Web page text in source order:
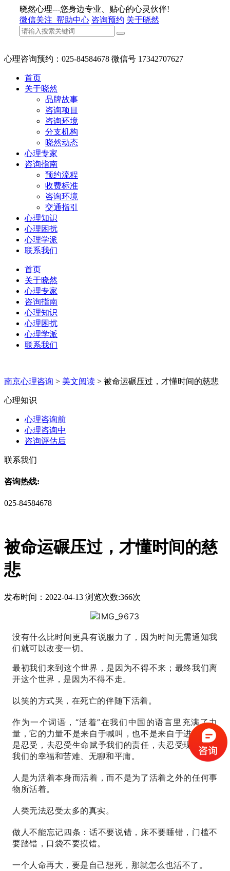
晓然心理---您身边专业、贴心的心灵伙伴!
微信关注 帮助中心 咨询预约 关于晓然
心理咨询预约：025-84584678 微信号 17342707627
首页
关于晓然
品牌故事
咨询项目
咨询环境
分支机构
晓然动态
心理专家
咨询指南
预约流程
收费标准
咨询环境
交通指引
心理知识
心理困扰
心理学派
联系我们
首页
关于晓然
心理专家
咨询指南
心理知识
心理困扰
心理学派
联系我们
南京心理咨询 > 美文阅读 > 被命运碾压过，才懂时间的慈悲
心理知识
心理咨询前
心理咨询中
咨询评估后
联系我们
咨询热线:
025-84584678
被命运碾压过，才懂时间的慈
悲
发布时间：2022-04-13 浏览次数:366次
没有什么比时间更具有说服力了，因为时间无需通知我
们就可以改变一切。
最初我们来到这个世界，是因为不得不来； 最终我们离
开这个世界，是因为不得不走。
以笑的方式哭，在死亡的伴随下活着。
作为一个词语，“活着”在我们中国的语言里充满了力
量，它的力量不是来自于喊叫，也不是来自于进攻，而
是忍受，去忍受生命赋予我们的责任，去忍受现实给予
我们的幸福和苦难、无聊和平庸。
人是为活着本身而活着，而不是为了活着之外的任何事
物所活着。
人类无法忍受太多的真实。
做人不能忘记四条：话不要说错，床不要睡错，门槛不
要踏错，口袋不要摸错。
一个人命再大，要是自己想死，那就怎么也活不了。